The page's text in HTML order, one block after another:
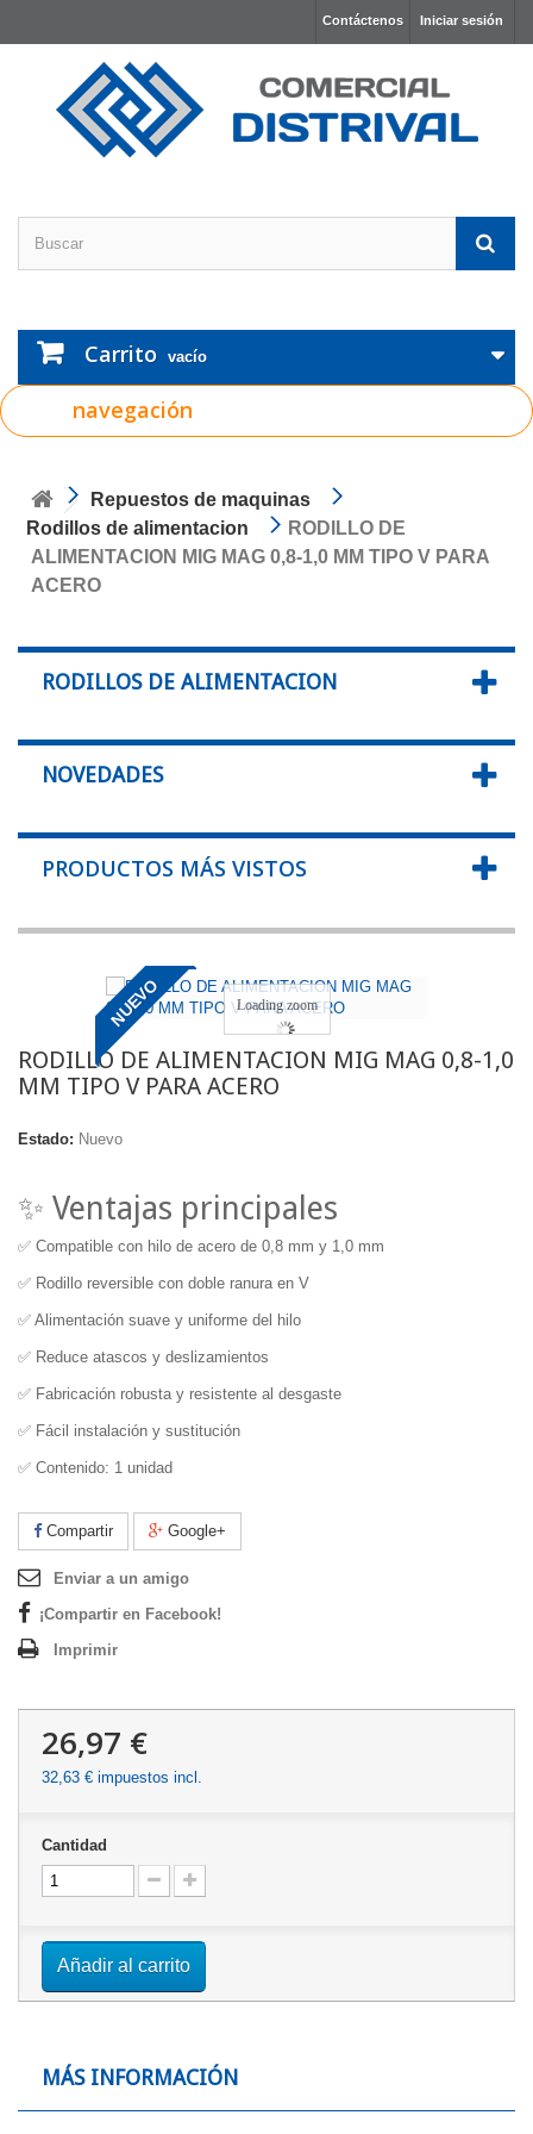
Iniciar sesión
Contáctenos
Carrito vacío
navegación
Repuestos de maquinas
Rodillos de alimentacion
RODILLO DE
ALIMENTACION MIG MAG 0,8-1,0 MM TIPO V PARA
ACERO
RODILLOS DE ALIMENTACION
NOVEDADES
PRODUCTOS MÁS VISTOS
NUEVO Loading zoom
RODILLO DE ALIMENTACION MIG MAG 0,8-1,0
MM TIPO V PARA ACERO
Estado: Nuevo
✨ Ventajas principales
✅ Compatible con hilo de acero de 0,8 mm y 1,0 mm
✅ Rodillo reversible con doble ranura en V
✅ Alimentación suave y uniforme del hilo
✅ Reduce atascos y deslizamientos
✅ Fabricación robusta y resistente al desgaste
✅ Fácil instalación y sustitución
✅ Contenido: 1 unidad
Compartir Google+
Enviar a un amigo
¡Compartir en Facebook!
Imprimir
26,97 €
32,63 € impuestos incl.
Cantidad
Añadir al carrito
MÁS INFORMACIÓN